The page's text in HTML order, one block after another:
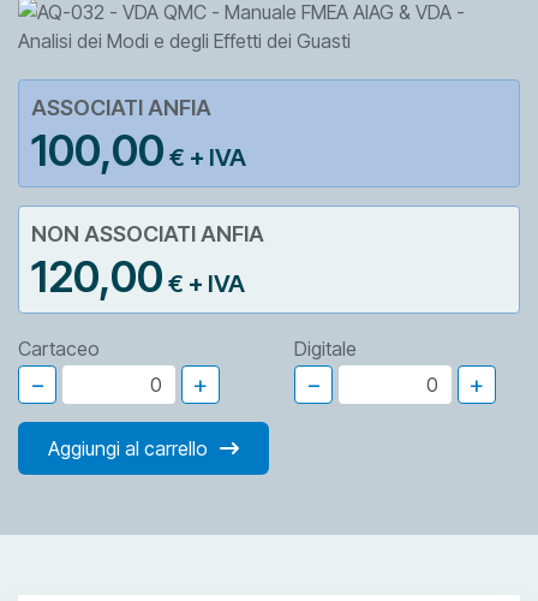
ASSOCIATI ANFIA
100,00 € + IVA
NON ASSOCIATI ANFIA
120,00 € + IVA
Cartaceo
− +
Digitale
− +
Aggiungi al carrello